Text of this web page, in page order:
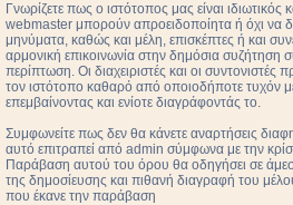
Γνωρίζετε πως ο ιστότοπος μας είναι ιδιωτικός
webmaster μπορούν απροειδοποίητα ή όχι να
μηνύματα, καθώς και μέλη, επισκέπτες ή και
αρμονική επικοινωνία στην δημόσια συζήτηση
περίπτωση. Οι διαχειριστές και οι
τον ιστότοπο καθαρό από οποιοδήποτε τυχόν
επεμβαίνοντας και ενίοτε διαγράφοντάς το.
Συμφωνείτε πως δεν θα κάνετε αναρτήσεις
αυτό επιτραπεί από admin σύμφωνα με την
Παράβαση αυτού του όρου θα οδηγήσει σε
της δημοσίευσης και πιθανή διαγραφή του
που έκανε την παράβαση